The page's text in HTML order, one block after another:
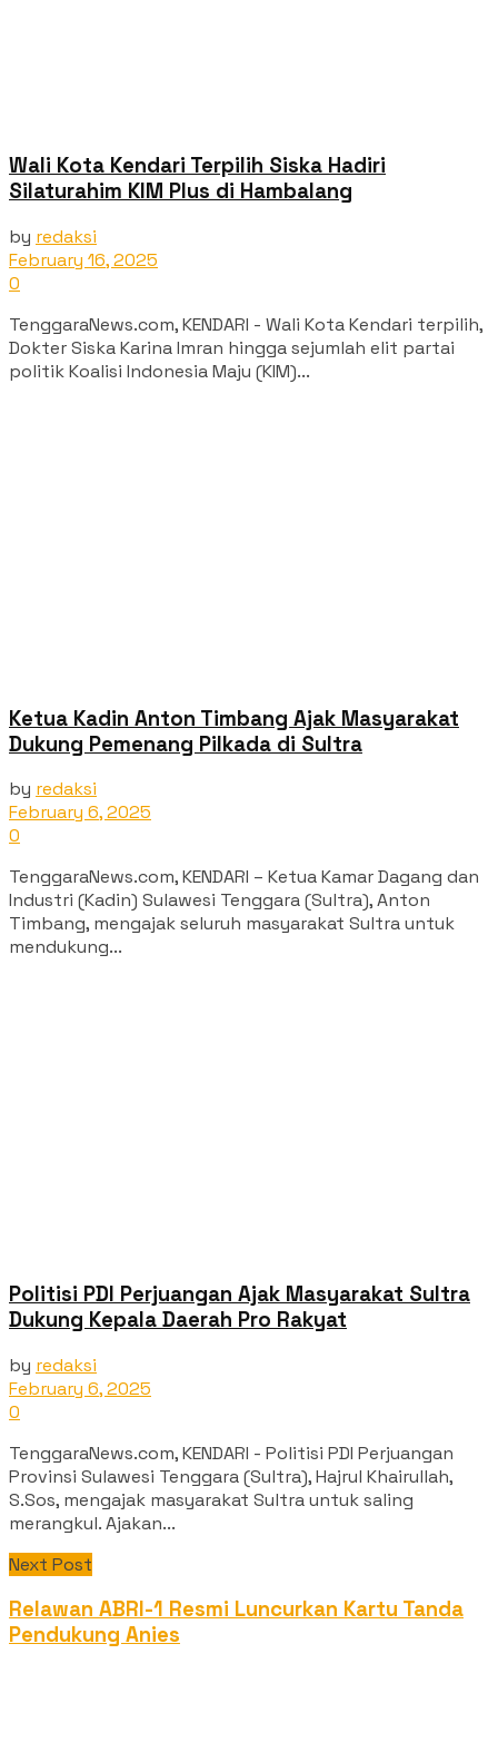
Wali Kota Kendari Terpilih Siska Hadiri
Silaturahim KIM Plus di Hambalang
by redaksi
February 16, 2025
0
TenggaraNews.com, KENDARI - Wali Kota Kendari terpilih,
Dokter Siska Karina Imran hingga sejumlah elit partai
politik Koalisi Indonesia Maju (KIM)...
Ketua Kadin Anton Timbang Ajak Masyarakat
Dukung Pemenang Pilkada di Sultra
by redaksi
February 6, 2025
0
TenggaraNews.com, KENDARI – Ketua Kamar Dagang dan
Industri (Kadin) Sulawesi Tenggara (Sultra), Anton
Timbang, mengajak seluruh masyarakat Sultra untuk
mendukung...
Politisi PDI Perjuangan Ajak Masyarakat Sultra
Dukung Kepala Daerah Pro Rakyat
by redaksi
February 6, 2025
0
TenggaraNews.com, KENDARI - Politisi PDI Perjuangan
Provinsi Sulawesi Tenggara (Sultra), Hajrul Khairullah,
S.Sos, mengajak masyarakat Sultra untuk saling
merangkul. Ajakan...
Next Post
Relawan ABRI-1 Resmi Luncurkan Kartu Tanda
Pendukung Anies